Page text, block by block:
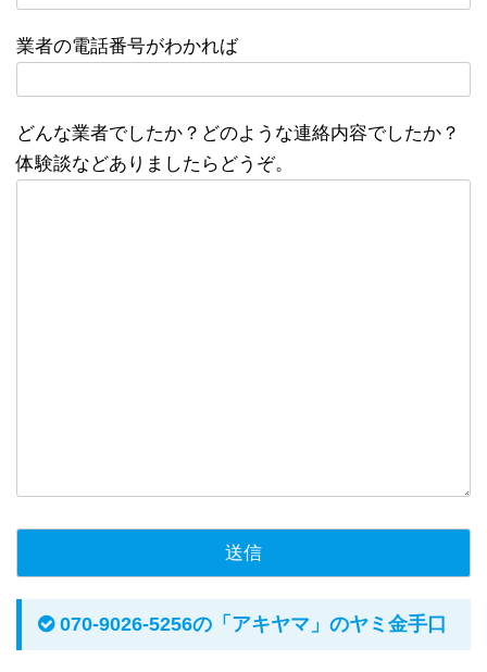
業者の電話番号がわかれば
どんな業者でしたか？どのような連絡内容でしたか？
体験談などありましたらどうぞ。
070-9026-5256の「アキヤマ」のヤミ金手口